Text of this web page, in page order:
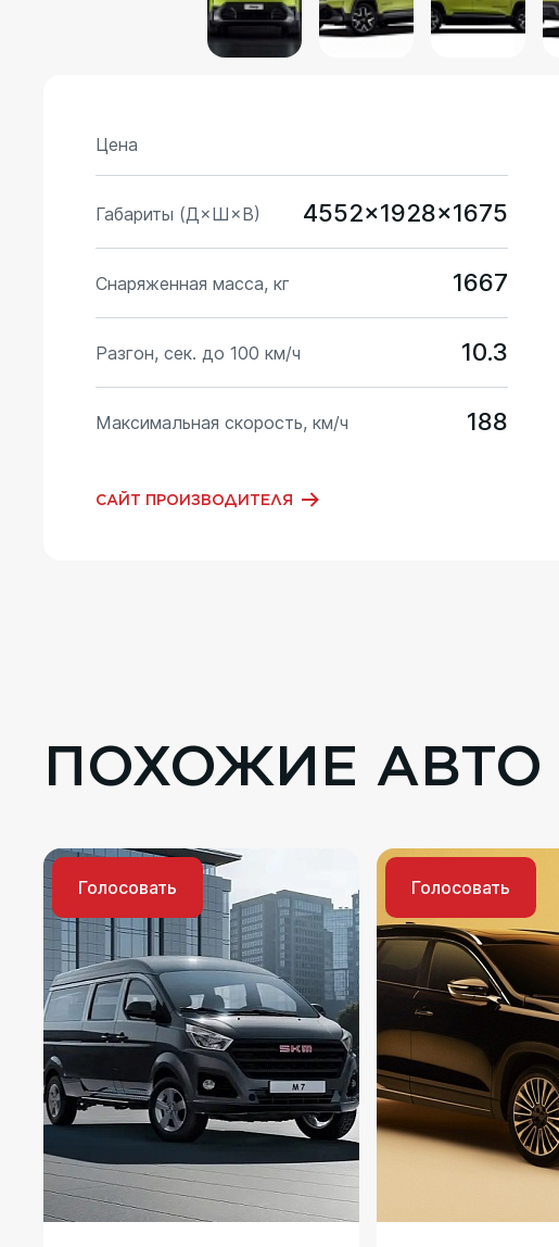
Цена
Габариты (Д×Ш×В) 4552x1928x1675
Снаряженная масса, кг 1667
Разгон, сек. до 100 км/ч 10.3
Максимальная скорость, км/ч 188
САЙТ ПРОИЗВОДИТЕЛЯ
ПОХОЖИЕ АВТО
Голосовать Голосовать